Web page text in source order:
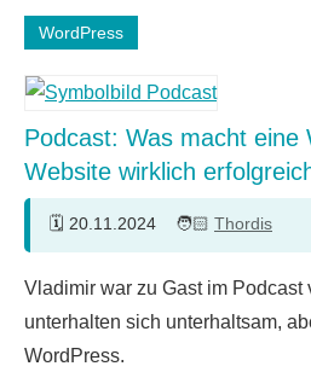
WordPress
Podcast: Was macht eine
Website wirklich
20.11.2024 Thordis
Kommentare
Vladimir war zu Gast im Podcast
unterhalten sich unterhaltsam,
WordPress.